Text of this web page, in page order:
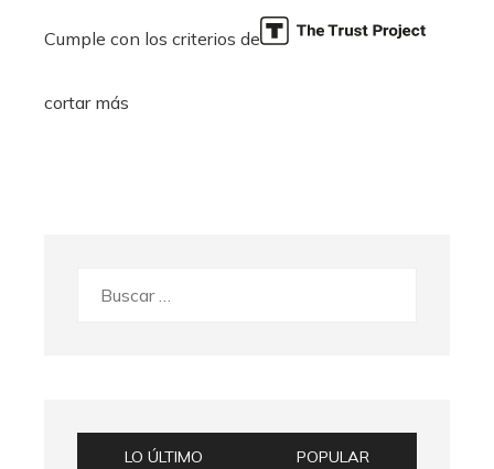
Cumple con los criterios de
cortar más
LO ÚLTIMO POPULAR